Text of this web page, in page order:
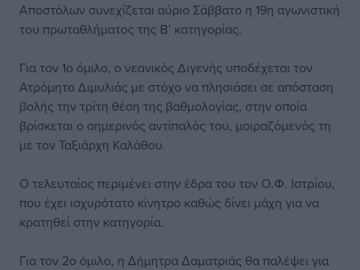
Αποστόλων συνεχίζεται αύριο Σάββατο η 19η αγωνιστική
του πρωταθλήματος της Β’ κατηγορίας.
Για τον 1ο όμιλο, ο νεανικός Διγενής υποδέχεται τον
Ατρόμητο Διμυλιάς με στόχο να πλησιάσει σε απόσταση
βολής την τρίτη θέση της βαθμολογίας, στην οποία
βρίσκεται ο σημερινός αντίπαλός του, μοιραζόμενός τη
με τον Ταξιάρχη Καλάθου.
Ο τελευταίος περιμένει στην έδρα του τον Ο.Φ. Ιστρίου,
που έχει ισχυρότατο κίνητρο καθώς δίνει μάχη για να
κρατηθεί στην κατηγορία.
Για τον 2ο όμιλο, η Δήμητρα Δαματριάς θα παλέψει για